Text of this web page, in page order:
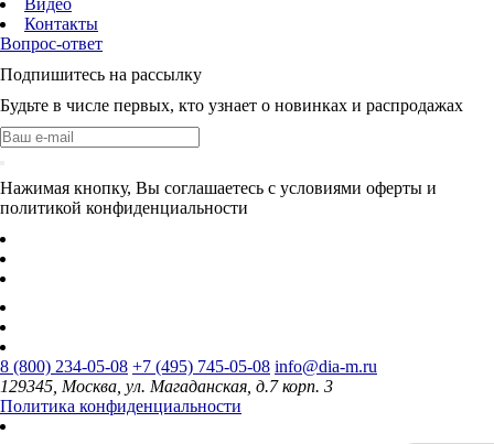
Видео
Контакты
Вопрос-ответ
Подпишитесь на рассылку
Будьте в числе первых, кто узнает о новинках и распродажах
Нажимая кнопку, Вы соглашаетесь с условиями оферты и
политикой конфиденциальности
8 (800) 234-05-08 +7 (495) 745-05-08 info@dia-m.ru
129345, Москва, ул. Магаданская, д.7 корп. 3
Политика конфиденциальности